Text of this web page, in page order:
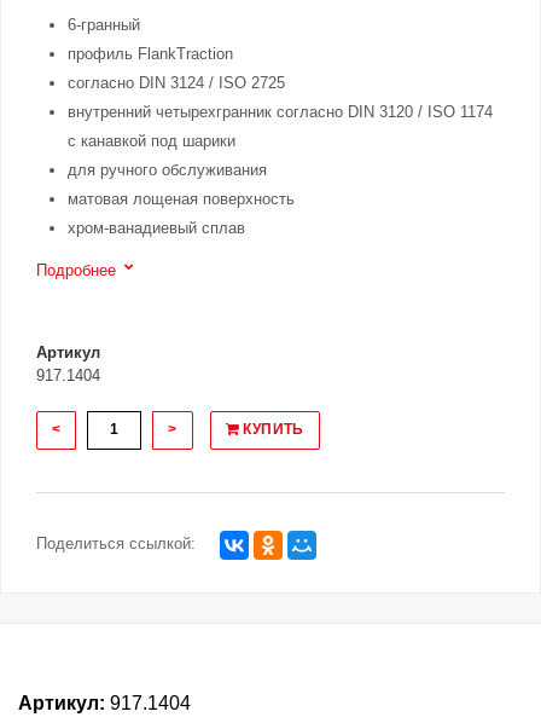
6-гранный
профиль FlankTraction
согласно DIN 3124 / ISO 2725
внутренний четырехгранник согласно DIN 3120 / ISO 1174
с канавкой под шарики
для ручного обслуживания
матовая лощеная поверхность
хром-ванадиевый сплав
Подробнее
Артикул
917.1404
< > КУПИТЬ
Поделиться ссылкой:
Артикул: 917.1404